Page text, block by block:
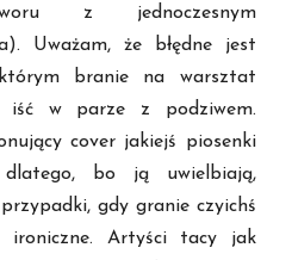
z jednoczesnym
Uważam, że błędne jest
branie na warsztat
iść w parze z podziwem.
cover jakiejś piosenki
bo ją uwielbiają,
gdy granie czyichś
ironiczne. Artyści tacy jak